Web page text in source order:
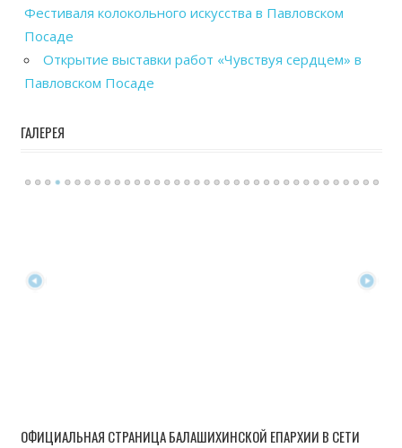
Фестиваля колокольного искусства в Павловском
Посаде
Открытие выставки работ «Чувствуя сердцем» в
Павловском Посаде
ГАЛЕРЕЯ
ОФИЦИАЛЬНАЯ СТРАНИЦА БАЛАШИХИНСКОЙ ЕПАРХИИ В СЕТИ